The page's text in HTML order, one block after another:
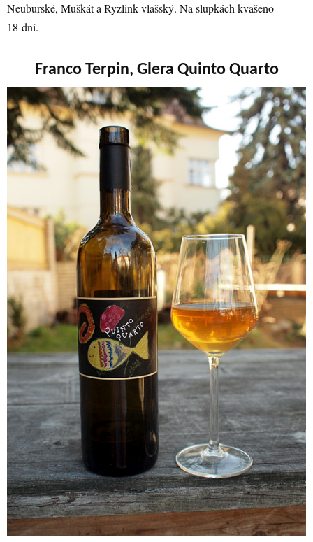
Neuburské, Muškát a Ryzlink vlašský. Na slupkách kvašeno
18 dní.
Franco Terpin, Glera Quinto Quarto